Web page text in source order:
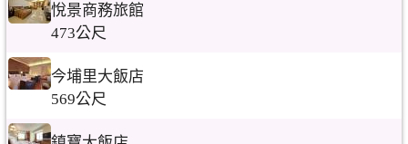
悅景商務旅館
473公尺
今埔里大飯店
569公尺